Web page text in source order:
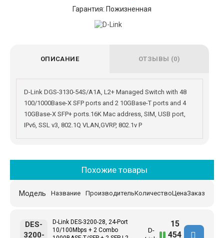
ОПИСАНИЕ ОТЗЫВЫ (0)
D-Link DGS-3130-54S/A1A, L2+ Managed Switch with 48
100/1000Base-X SFP ports and 2 10GBase-T ports and 4
10GBase-X SFP+ ports.16K Mac address, SIM, USB port,
IPv6, SSL v3, 802.1Q VLAN,GVRP, 802.1v P
Гарантия: Пожизненная
Похожие товары
Название Производитель
Модель КоличествоЦенаЗаказ
D-Link DES-3200-28, 24-Port
10/100Mbps + 2 Combo
D-
DES-
3200-
15
454